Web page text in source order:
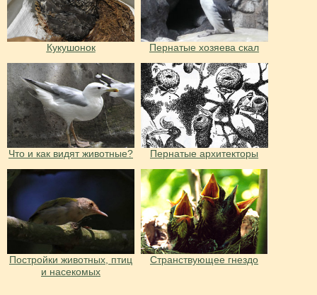
Кукушонок Пернатые хозяева скал
Что и как видят животные? Пернатые архитекторы
Постройки животных, птиц
и насекомых
Странствующее гнездо